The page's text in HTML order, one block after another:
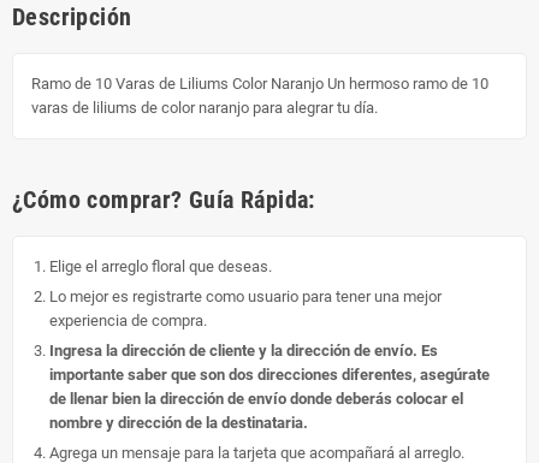
Descripción
Ramo de 10 Varas de Liliums Color Naranjo Un hermoso ramo de 10
varas de liliums de color naranjo para alegrar tu día.
¿Cómo comprar? Guía Rápida:
Elige el arreglo floral que deseas.
Lo mejor es registrarte como usuario para tener una mejor
experiencia de compra.
Ingresa la dirección de cliente y la dirección de envío. Es
importante saber que son dos direcciones diferentes, asegúrate
de llenar bien la dirección de envío donde deberás colocar el
nombre y dirección de la destinataria.
Agrega un mensaje para la tarjeta que acompañará al arreglo.